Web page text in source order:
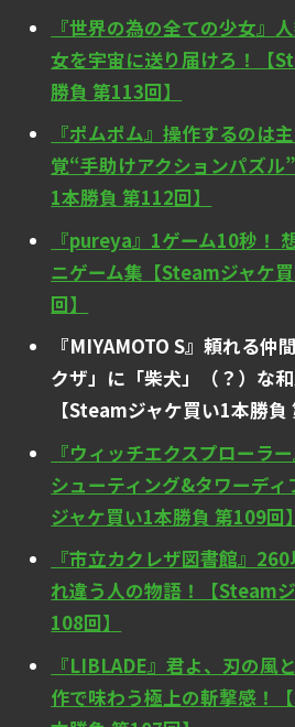
『世界の為の全ての少女』
女を宇宙に送り届けろ！【
勝負 第113回】
『ポムポム』操作するのは
覚“手助けアクションパズ
1本勝負 第112回】
『pureya』1ゲーム10秒！
ニゲーム集【Steamジャケ
回】
『MIYAMOTO S』頼れる仲
クザ」に「柴犬」（？）な
【Steamジャケ買い1本勝負
『ウィッチエクスプローラ
シューティング&タワーデ
ジャケ買い1本勝負 第109回】
『市立カクレザ図書館』
れ違う人の物語！【Steam
108回】
『LIBLADE』君よ、刃の風
作で味わう極上の斬撃感！